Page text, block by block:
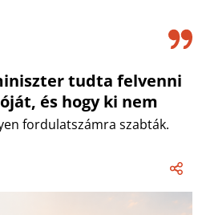
tudta felvenni
és hogy ki nem
fordulatszámra szabták.